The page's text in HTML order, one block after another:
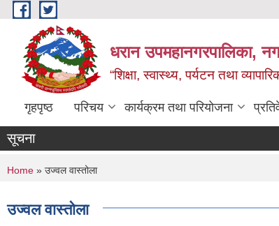
Skip to main content
धरान उपमहानगरपालिका,
“शिक्षा, स्वास्थ्य, पर्यटन तथा
गृहपृष्ठ परिचय कार्यक्रम तथा परियोजना
सूचना
You are here
Home » उज्वल वास्तोला
उज्वल वास्तोला